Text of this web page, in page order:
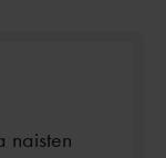
naisten